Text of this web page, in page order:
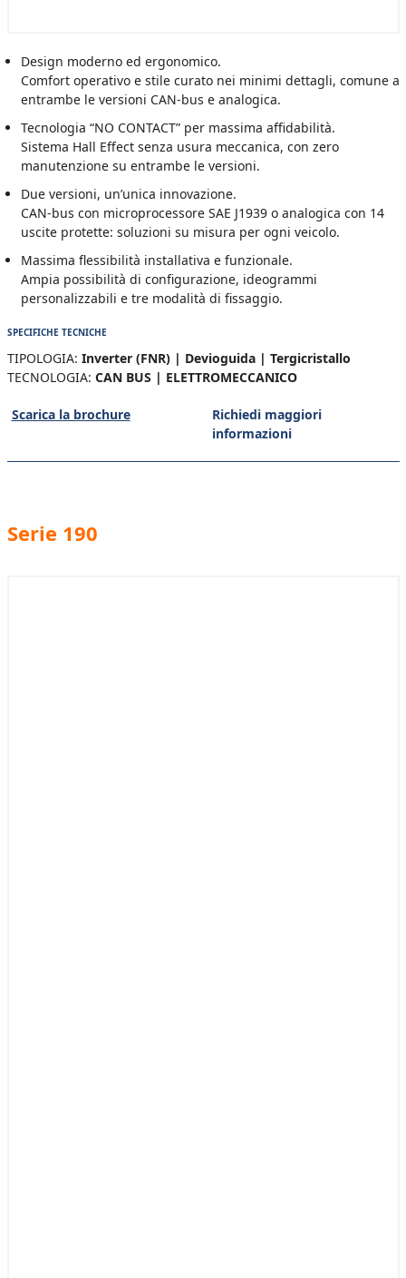
Design moderno ed ergonomico.
Comfort operativo e stile curato nei minimi dettagli, comune a
entrambe le versioni CAN-bus e analogica.
Tecnologia “NO CONTACT” per massima affidabilità.
Sistema Hall Effect senza usura meccanica, con zero
manutenzione su entrambe le versioni.
Due versioni, un’unica innovazione.
CAN-bus con microprocessore SAE J1939 o analogica con 14
uscite protette: soluzioni su misura per ogni veicolo.
Massima flessibilità installativa e funzionale.
Ampia possibilità di configurazione, ideogrammi
personalizzabili e tre modalità di fissaggio.
SPECIFICHE TECNICHE
TIPOLOGIA: Inverter (FNR) | Devioguida | Tergicristallo
TECNOLOGIA: CAN BUS | ELETTROMECCANICO
Scarica la brochure
Richiedi maggiori
informazioni
Serie 190